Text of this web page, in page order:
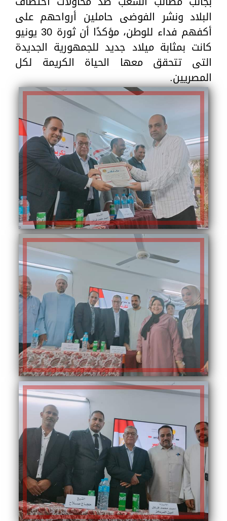
البلاد ونشر الفوضى حاملين أرواحهم على
أكفهم فداء للوطن، مؤكدًا أن ثورة 30 يونيو
كانت بمثابة ميلاد جديد للجمهورية الجديدة
التى تتحقق معها الحياة الكريمة لكل
المصريين.